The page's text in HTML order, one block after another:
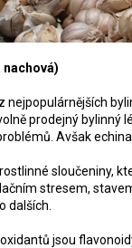
nachová)
nejpopulárnějších
prodejný bylinný
Avšak
sloučeniny,
stresem,
dalších.
jsou